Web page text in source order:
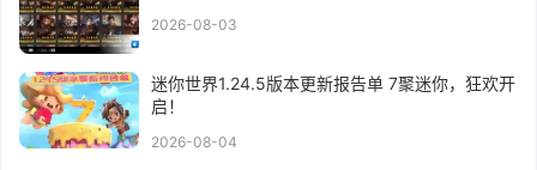
2026-08-03
迷你世界1.24.5版本更新报告单 7聚迷你，狂欢开
启！
2026-08-04